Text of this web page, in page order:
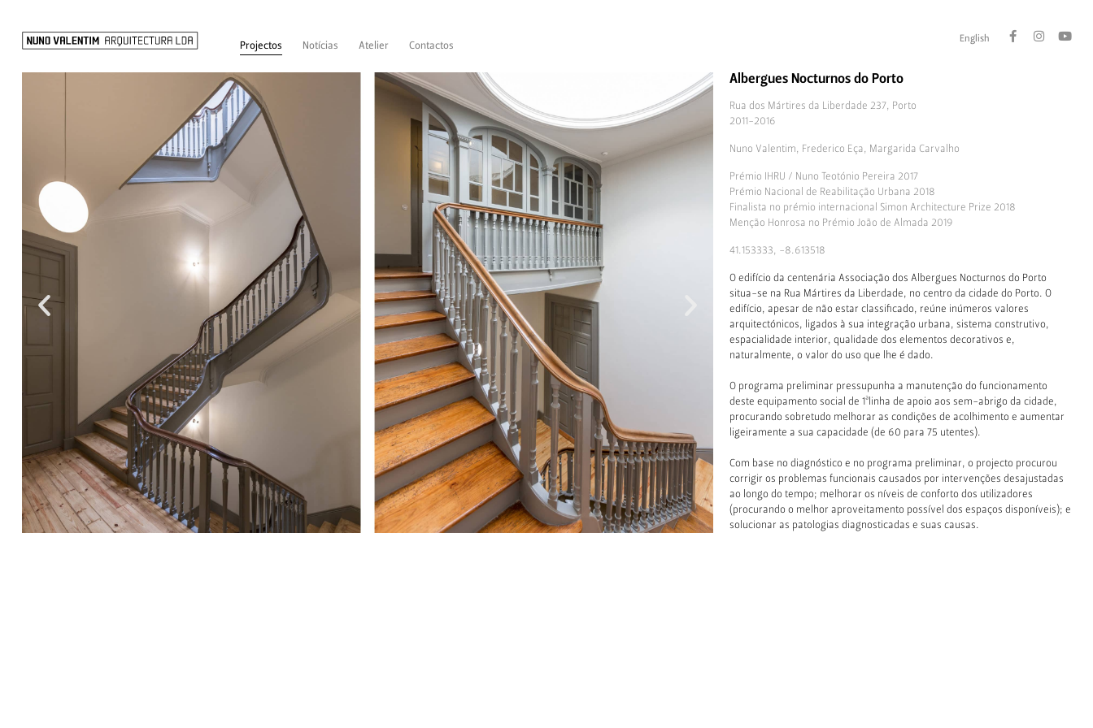
Projectos Notícias Atelier Contactos
English
Albergues Nocturnos do Porto
Rua dos Mártires da Liberdade 237, Porto
2011-2016
Nuno Valentim, Frederico Eça, Margarida Carvalho
Prémio IHRU / Nuno Teotónio Pereira 2017
Prémio Nacional de Reabilitação Urbana 2018
Finalista no prémio internacional Simon Architecture Prize 2018
Menção Honrosa no Prémio João de Almada 2019
41.153333, -8.613518
O edifício da centenária Associação dos Albergues Nocturnos do Porto
situa-se na Rua Mártires da Liberdade, no centro da cidade do Porto. O
edifício, apesar de não estar classificado, reúne inúmeros valores
arquitectónicos, ligados à sua integração urbana, sistema construtivo,
espacialidade interior, qualidade dos elementos decorativos e,
naturalmente, o valor do uso que lhe é dado.
O programa preliminar pressupunha a manutenção do funcionamento
deste equipamento social de 1ªlinha de apoio aos sem-abrigo da cidade,
procurando sobretudo melhorar as condições de acolhimento e aumentar
ligeiramente a sua capacidade (de 60 para 75 utentes).
Com base no diagnóstico e no programa preliminar, o projecto procurou
corrigir os problemas funcionais causados por intervenções desajustadas
ao longo do tempo; melhorar os níveis de conforto dos utilizadores
(procurando o melhor aproveitamento possível dos espaços disponíveis); e
solucionar as patologias diagnosticadas e suas causas.